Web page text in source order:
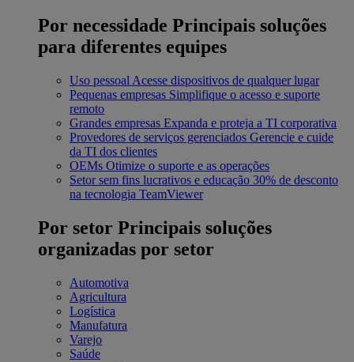
Por necessidade Principais soluções
para diferentes equipes
Uso pessoal Acesse dispositivos de qualquer lugar
Pequenas empresas Simplifique o acesso e suporte
remoto
Grandes empresas Expanda e proteja a TI corporativa
Provedores de serviços gerenciados Gerencie e cuide
da TI dos clientes
OEMs Otimize o suporte e as operações
Setor sem fins lucrativos e educação 30% de desconto
na tecnologia TeamViewer
Por setor Principais soluções
organizadas por setor
Automotiva
Agricultura
Logística
Manufatura
Varejo
Saúde